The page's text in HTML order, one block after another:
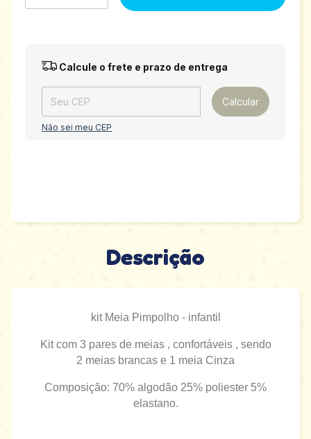
Entregas para o CEP: Alterar CEP
Calcule o frete e prazo de entrega
Calcular
Não sei meu CEP
Descrição
kit Meia Pimpolho - infantil
Kit com 3 pares de meias , confortáveis , sendo
2 meias brancas e 1 meia Cinza
Composição: 70% algodão 25% poliester 5%
elastano.